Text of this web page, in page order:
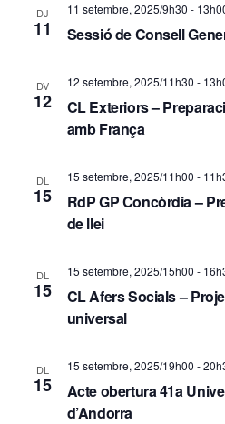
DJ
11 Sessió de Consell
11 setembre, 2025/9h30 -
DV
12
CL Exteriors –
amb França
12 setembre, 2025/11h30 -
DL
15
RdP GP Concòrdia –
de llei
15 setembre, 2025/11h00 -
DL
15
CL Afers Socials –
universal
15 setembre, 2025/15h00 -
DL
15
Acte obertura 41a
d’Andorra
15 setembre, 2025/19h00 -